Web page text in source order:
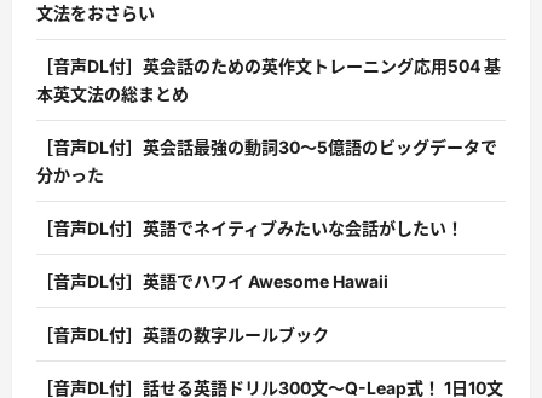
文法をおさらい
［音声DL付］英会話のための英作文トレーニング応用504 基
本英文法の総まとめ
［音声DL付］英会話最強の動詞30〜5億語のビッグデータで
分かった
［音声DL付］英語でネイティブみたいな会話がしたい！
［音声DL付］英語でハワイ Awesome Hawaii
［音声DL付］英語の数字ルールブック
［音声DL付］話せる英語ドリル300文〜Q-Leap式！ 1日10文